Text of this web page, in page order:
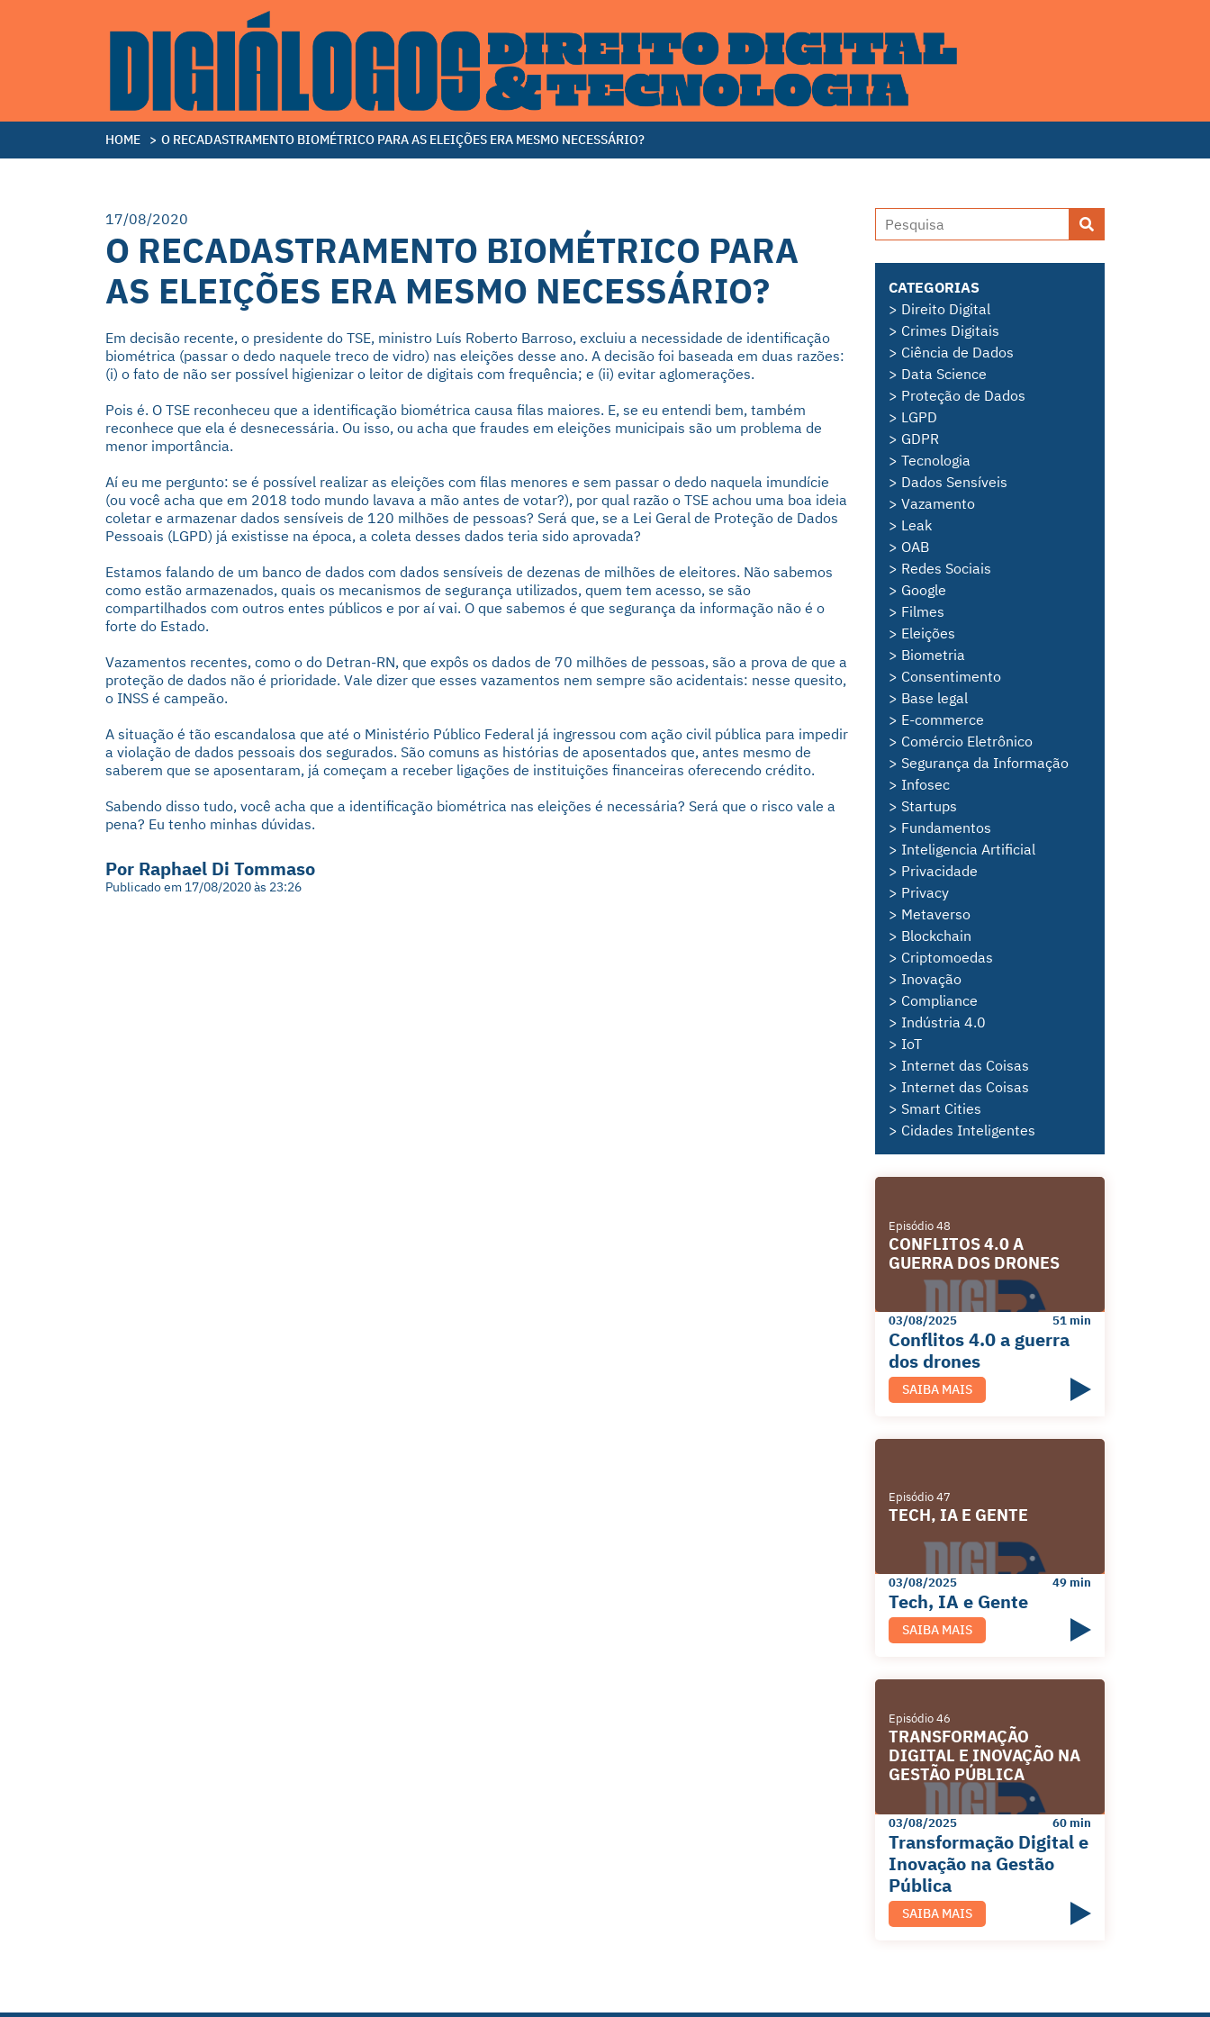
HOME > O RECADASTRAMENTO BIOMÉTRICO PARA AS ELEIÇÕES ERA MESMO NECESSÁRIO?
17/08/2020
O RECADASTRAMENTO BIOMÉTRICO PARA
AS ELEIÇÕES ERA MESMO NECESSÁRIO?
Em decisão recente, o presidente do TSE, ministro Luís Roberto Barroso, excluiu a necessidade de identificação
biométrica (passar o dedo naquele treco de vidro) nas eleições desse ano. A decisão foi baseada em duas razões:
(i) o fato de não ser possível higienizar o leitor de digitais com frequência; e (ii) evitar aglomerações.
Pois é. O TSE reconheceu que a identificação biométrica causa filas maiores. E, se eu entendi bem, também
reconhece que ela é desnecessária. Ou isso, ou acha que fraudes em eleições municipais são um problema de
menor importância.
Aí eu me pergunto: se é possível realizar as eleições com filas menores e sem passar o dedo naquela imundície
(ou você acha que em 2018 todo mundo lavava a mão antes de votar?), por qual razão o TSE achou uma boa ideia
coletar e armazenar dados sensíveis de 120 milhões de pessoas? Será que, se a Lei Geral de Proteção de Dados
Pessoais (LGPD) já existisse na época, a coleta desses dados teria sido aprovada?
Estamos falando de um banco de dados com dados sensíveis de dezenas de milhões de eleitores. Não sabemos
como estão armazenados, quais os mecanismos de segurança utilizados, quem tem acesso, se são
compartilhados com outros entes públicos e por aí vai. O que sabemos é que segurança da informação não é o
forte do Estado.
Vazamentos recentes, como o do Detran-RN, que expôs os dados de 70 milhões de pessoas, são a prova de que a
proteção de dados não é prioridade. Vale dizer que esses vazamentos nem sempre são acidentais: nesse quesito,
o INSS é campeão.
A situação é tão escandalosa que até o Ministério Público Federal já ingressou com ação civil pública para impedir
a violação de dados pessoais dos segurados. São comuns as histórias de aposentados que, antes mesmo de
saberem que se aposentaram, já começam a receber ligações de instituições financeiras oferecendo crédito.
Sabendo disso tudo, você acha que a identificação biométrica nas eleições é necessária? Será que o risco vale a
pena? Eu tenho minhas dúvidas.
Por Raphael Di Tommaso
Publicado em 17/08/2020 às 23:26
CATEGORIAS
> Direito Digital
> Crimes Digitais
> Ciência de Dados
> Data Science
> Proteção de Dados
> LGPD
> GDPR
> Tecnologia
> Dados Sensíveis
> Vazamento
> Leak
> OAB
> Redes Sociais
> Google
> Filmes
> Eleições
> Biometria
> Consentimento
> Base legal
> E-commerce
> Comércio Eletrônico
> Segurança da Informação
> Infosec
> Startups
> Fundamentos
> Inteligencia Artificial
> Privacidade
> Privacy
> Metaverso
> Blockchain
> Criptomoedas
> Inovação
> Compliance
> Indústria 4.0
> IoT
> Internet das Coisas
> Internet das Coisas
> Smart Cities
> Cidades Inteligentes
Episódio 48
CONFLITOS 4.0 A
GUERRA DOS DRONES
03/08/2025 51 min
Conflitos 4.0 a guerra
dos drones
SAIBA MAIS
Episódio 47
TECH, IA E GENTE
03/08/2025 49 min
Tech, IA e Gente
SAIBA MAIS
Episódio 46
TRANSFORMAÇÃO
DIGITAL E INOVAÇÃO NA
GESTÃO PÚBLICA
03/08/2025 60 min
Transformação Digital e
Inovação na Gestão
Pública
SAIBA MAIS